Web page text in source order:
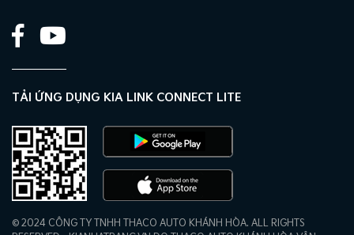
TẢI ỨNG DỤNG KIA LINK CONNECT LITE
© 2024 CÔNG TY TNHH THACO AUTO KHÁNH HÒA. ALL RIGHTS